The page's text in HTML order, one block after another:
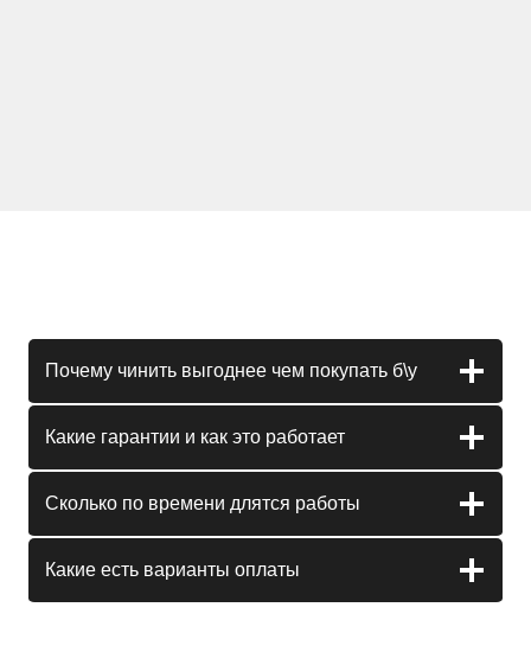
Почему чинить выгоднее чем покупать б\у
Какие гарантии и как это работает
Сколько по времени длятся работы
Какие есть варианты оплаты